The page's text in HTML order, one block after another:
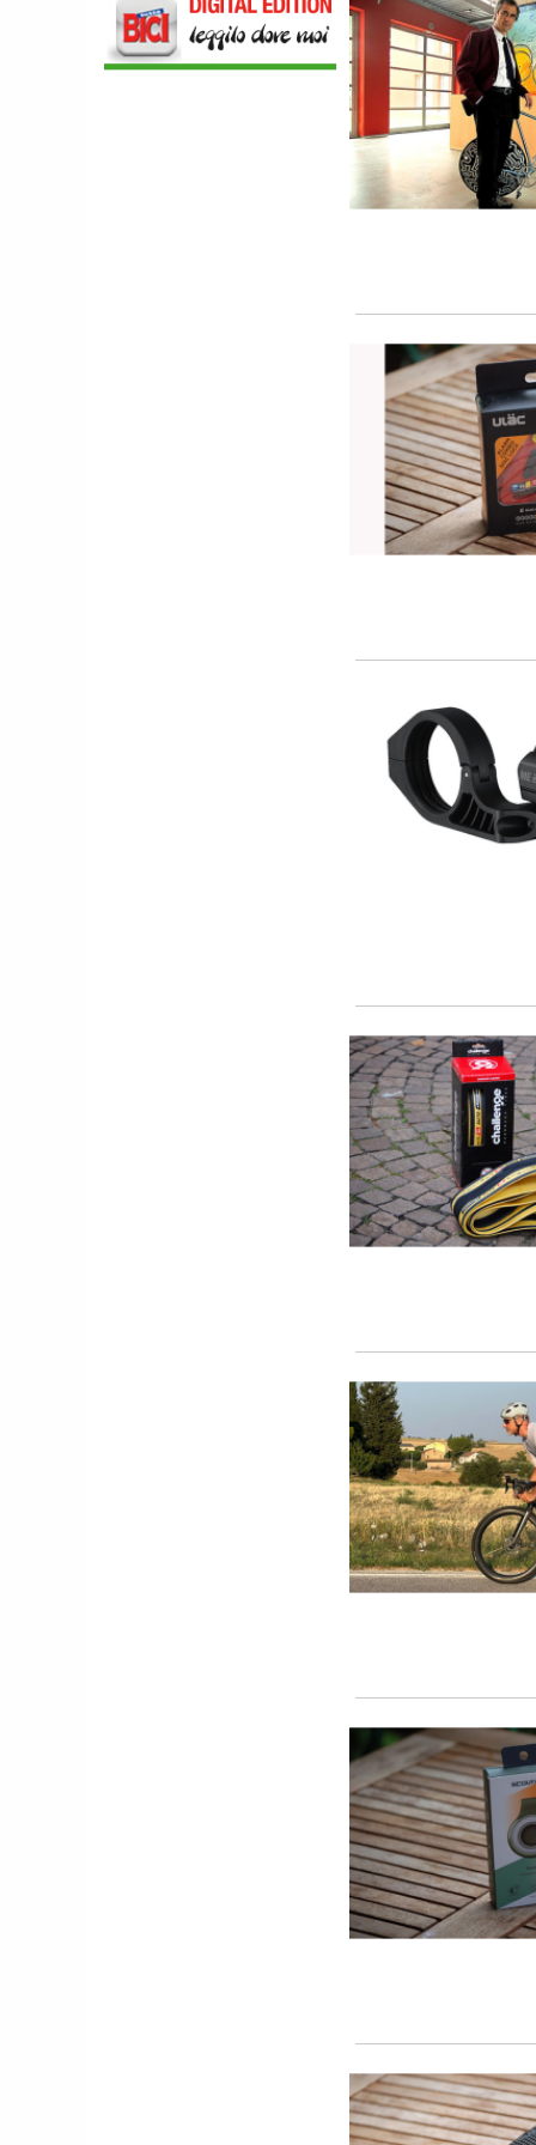
NEWS
NASCE «ANTONIO COLOMBO
INNOVATION & DESIGN AWARD»: A